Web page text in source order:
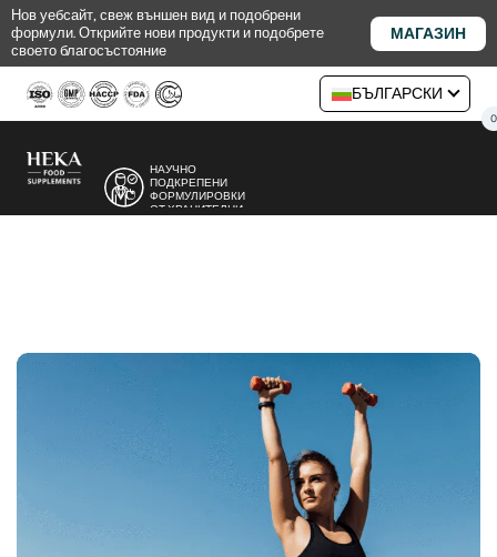
Премини
към
съдържанието
Нов уебсайт, свеж външен вид и подобрени
формули. Открийте нови продукти и подобрете
своето благосъстояние
МАГАЗИН
БЪЛГАРСКИ
НАУЧНО
ПОДКРЕПЕНИ
ФОРМУЛИРОВКИ
ОТ ХРАНИТЕЛНИ
0